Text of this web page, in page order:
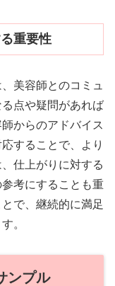
重要性
美容師とのコミュ
点や疑問があれば
からのアドバイス
することで、より
仕上がりに対する
考にすることも重
で、継続的に満足
。
ンプル